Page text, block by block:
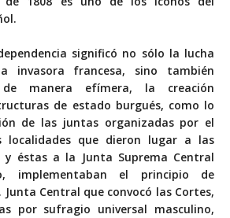
significó no sólo la lucha
invasora francesa, sino también
manera efímera, la creación
de estado burgués, como lo
de las juntas organizadas por el
localidades que dieron lugar a las
y éstas a la Junta Suprema Central
implementaban el principio de
Central que convocó las Cortes,
por sufragio universal masculino,